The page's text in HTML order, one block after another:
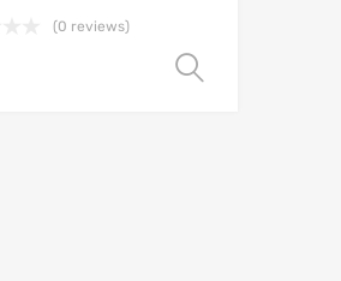
(0 reviews)